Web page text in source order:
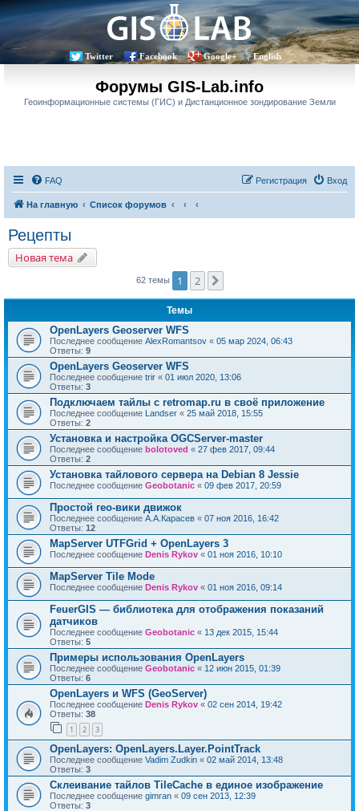
Twitter Facebook Google+ English
Форумы GIS-Lab.info
Геоинформационные системы (ГИС) и Дистанционное зондирование Земли
FAQ Вход
Регистрация
На главную Список форумов
Рецепты
Новая тема
62 темы 1 2
Темы
OpenLayers Geoserver WFS
Последнее сообщение AlexRomantsov « 05 мар 2024, 06:43
Ответы: 9
OpenLayers Geoserver WFS
Последнее сообщение trir « 01 июл 2020, 13:06
Ответы: 3
Подключаем тайлы с retromap.ru в своё приложение
Последнее сообщение Landser « 25 май 2018, 15:55
Ответы: 2
Установка и настройка OGCServer-master
Последнее сообщение bolotoved « 27 фев 2017, 09:44
Ответы: 2
Установка тайлового сервера на Debian 8 Jessie
Последнее сообщение Geobotanic « 09 фев 2017, 20:59
Простой гео-вики движок
Последнее сообщение А.А.Карасев « 07 ноя 2016, 16:42
Ответы: 12
MapServer UTFGrid + OpenLayers 3
Последнее сообщение Denis Rykov « 01 ноя 2016, 10:10
MapServer Tile Mode
Последнее сообщение Denis Rykov « 01 ноя 2016, 09:14
FeuerGIS — библиотека для отображения показаний
датчиков
Последнее сообщение Geobotanic « 13 дек 2015, 15:44
Ответы: 5
Примеры использования OpenLayers
Последнее сообщение Geobotanic « 12 июн 2015, 01:39
Ответы: 6
OpenLayers и WFS (GeoServer)
Последнее сообщение Denis Rykov « 02 сен 2014, 19:42
Ответы: 38
1 2 3
OpenLayers: OpenLayers.Layer.PointTrack
Последнее сообщение Vadim Zudkin « 02 май 2014, 13:48
Ответы: 3
Склеивание тайлов TileCache в единое изображение
Последнее сообщение gimran « 09 сен 2013, 12:39
Ответы: 3